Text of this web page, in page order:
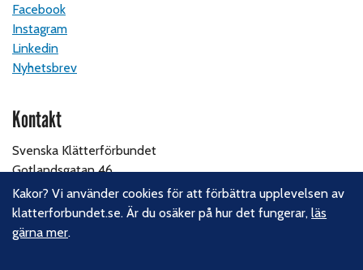
Facebook
Instagram
Linkedin
Nyhetsbrev
Kontakt
Svenska Klätterförbundet
Gotlandsgatan 46
116 65 Stockholm
E-post: kansliet@klatterforbundet.rf.se
Kakor? Vi använder cookies för att förbättra upplevelsen av
klatterforbundet.se. Är du osäker på hur det fungerar,läs
gärna mer.